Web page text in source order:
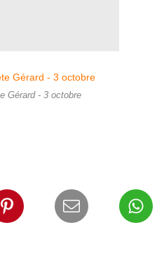
Gérard - 3 octobre